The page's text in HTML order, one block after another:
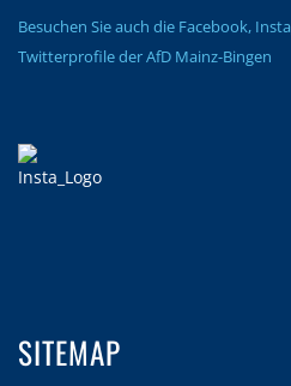
Besuchen Sie auch die Facebook,
Twitterprofile der AfD Mainz-Bingen
SITEMAP